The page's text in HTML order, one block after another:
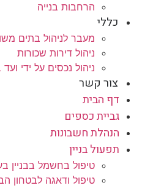
הרחבות בנייה
כללי
מעבר לניהול בתים
ניהול דירות שכורות
ניהול נכסים על ידי ועד
צור קשר
דף הבית
גביית כספים
הנהלת חשבונות
תפעול בניין
טיפול בחשמל בבניין
טיפול ודאגה לבטחון